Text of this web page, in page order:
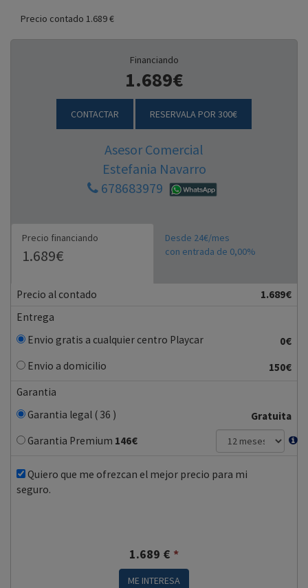
Precio contado 1.689 €
Financiando
1.689€
CONTACTAR RESERVALA POR 300€
Asesor Comercial
Estefania Navarro
678683979
Precio financiando
1.689€
Desde 24€/mes
con entrada de 0,00%
Precio al contado
1.689€
Entrega
Envio gratis a cualquier centro Playcar
0€
Envio a domicilio
150€
Garantia
Garantia legal ( 36 )
Gratuita
Garantia Premium 146€
Quiero que me ofrezcan el mejor precio para mi
seguro.
1.689 € *
ME INTERESA